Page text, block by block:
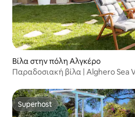
Βίλα στην πόλη Αλγκέρο
Παραδοσιακή βίλα | Alghero Sea
Superhost
Superhost